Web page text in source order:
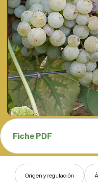
Origen y regulación
Fiche PDF